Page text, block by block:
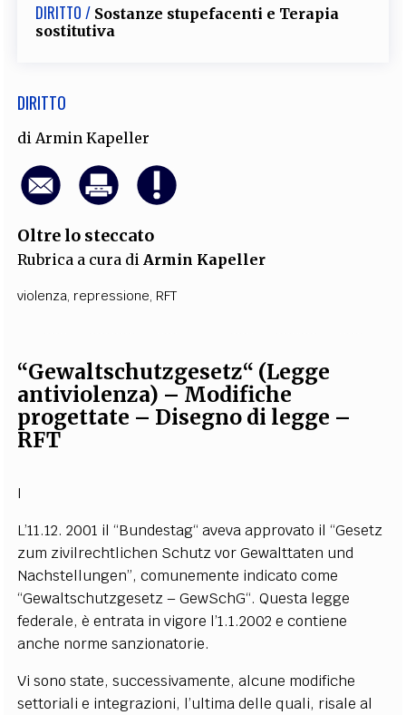
DIRITTO / Sostanze stupefacenti e Terapia
sostitutiva
DIRITTO
di Armin Kapeller
Oltre lo steccato
Rubrica a cura di Armin Kapeller
violenza, repressione, RFT
“Gewaltschutzgesetz“ (Legge
antiviolenza) – Modifiche
progettate – Disegno di legge –
RFT
I
L’11.12. 2001 il “Bundestag“ aveva approvato il “Gesetz
zum zivilrechtlichen Schutz vor Gewalttaten und
Nachstellungen”, comunemente indicato come
“Gewaltschutzgesetz – GewSchG“.Questa legge
federale, è entrata in vigore l’1.1.2002 e contiene
anche norme sanzionatorie.
Vi sono state, successivamente, alcune modifiche
settoriali e integrazioni, l’ultima delle quali, risale al